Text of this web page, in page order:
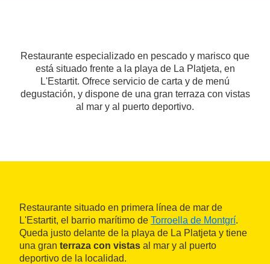
Restaurante especializado en pescado y marisco que
está situado frente a la playa de La Platjeta, en
L'Estartit. Ofrece servicio de carta y de menú
degustación, y dispone de una gran terraza con vistas
al mar y al puerto deportivo.
Restaurante situado en primera línea de mar de
L'Estartit, el barrio marítimo de Torroella de Montgrí.
Queda justo delante de la playa de La Platjeta y tiene
una gran terraza con vistas al mar y al puerto
deportivo de la localidad.